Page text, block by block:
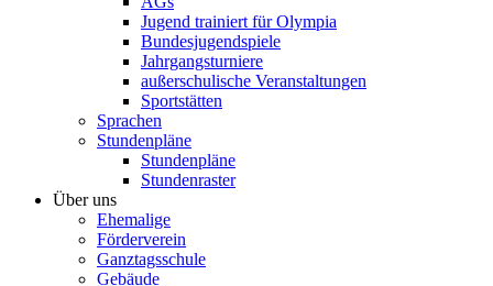
Jugend trainiert für Olympia
Bundesjugendspiele
Jahrgangsturniere
außerschulische Veranstaltungen
Sportstätten
Sprachen
Stundenpläne
Stundenpläne
Stundenraster
Über uns
Ehemalige
Förderverein
Ganztagsschule
Gebäude